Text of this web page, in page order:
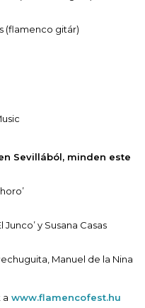
(flamenco gitár)
Sevillából, minden este
Junco’ y Susana Casas
Manuel de la Nina
a www.flamencofest.hu